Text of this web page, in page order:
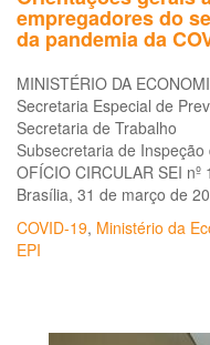
empregadores do
da pandemia da
MINISTÉRIO DA
Secretaria Especial de
Secretaria de Trabalho
Subsecretaria de Inspeção
OFÍCIO CIRCULAR SEI nº
Brasília, 31 de março de
COVID-19, Ministério da
EPI